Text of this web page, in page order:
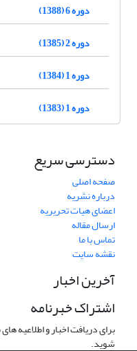
دوره 6 (1388)
دوره 2 (1385)
دوره 1 (1384)
دوره 1 (1383)
دسترسی سریع
صفحه اصلی
درباره نشریه
اعضای هیات تحریریه
ارسال مقاله
تماس با ما
نقشه سایت
آخرین اخبار
اشتراک خبرنامه
برای دریافت اخبار و اطلاعیه
شوید.